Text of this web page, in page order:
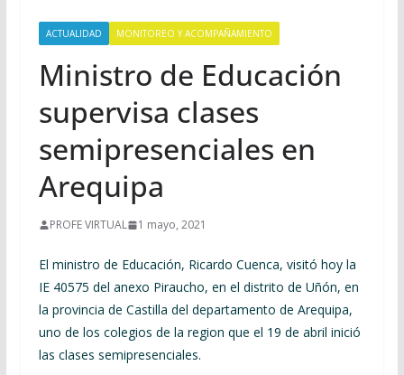
ACTUALIDAD MONITOREO Y ACOMPAÑAMIENTO
Ministro de Educación
supervisa clases
semipresenciales en
Arequipa
PROFE VIRTUAL 1 mayo, 2021
El ministro de Educación, Ricardo Cuenca, visitó hoy la
IE 40575 del anexo Piraucho, en el distrito de Uñón, en
la provincia de Castilla del departamento de Arequipa,
uno de los colegios de la region que el 19 de abril inició
las clases semipresenciales.